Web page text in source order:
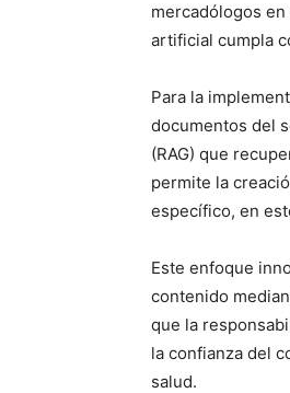
mercadólogos
artificial cumpla
Para la
documentos del
(RAG) que
permite la
específico, en
Este enfoque
contenido
que la
la confianza del
salud.